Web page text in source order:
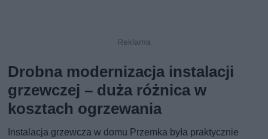
Drobna modernizacja instalacji
grzewczej – duża różnica w
kosztach ogrzewania
Instalacja grzewcza w domu Przemka była praktycznie